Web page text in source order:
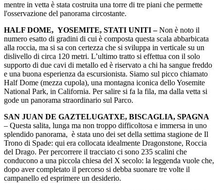
mentre in vetta è stata costruita una torre di tre piani che permette
l'osservazione del panorama circostante.
HALF DOME, YOSEMITE, STATI UNITI –Non è noto il
numero esatto di gradini di cui è composta questa scala abbarbicata
alla roccia, ma si sa con certezza che si sviluppa in verticale su un
dislivello di circa 120 metri. L’ultimo tratto si effettua con il solo
supporto di due cavi di metallo ed è riservato a chi ha sangue freddo
e una buona esperienza da escursionista. Siamo sul picco chiamato
Half Dome (mezza cupola), una montagna iconica dello Yosemite
National Park, in California. Per salire si fa la fila, ma dalla vetta si
gode un panorama straordinario sul Parco.
SAN JUAN DE GAZTELUGATXE, BISCAGLIA, SPAGNA
– Questa salita, lunga ma non troppo difficoltosa e immersa in uno
splendido panorama, è stata uno dei set della settima stagione de Il
Trono di Spade: qui era collocata idealmente Dragonstone, Roccia
del Drago. Per percorrere il tracciato ci sono 235 scalini che
conducono a una piccola chiesa del X secolo: la leggenda vuole che,
dopo aver completato il percorso si debba suonare tre volte il
campanello ed esprimere un desiderio.